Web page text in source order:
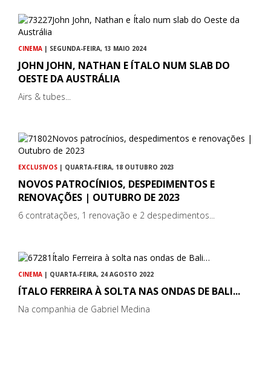
CINEMA | SEGUNDA-FEIRA, 13 MAIO 2024
JOHN JOHN, NATHAN E ÍTALO NUM SLAB DO
OESTE DA AUSTRÁLIA
Airs & tubes...
EXCLUSIVOS | QUARTA-FEIRA, 18 OUTUBRO 2023
NOVOS PATROCÍNIOS, DESPEDIMENTOS E
RENOVAÇÕES | OUTUBRO DE 2023
6 contratações, 1 renovação e 2 despedimentos...
CINEMA | QUARTA-FEIRA, 24 AGOSTO 2022
ÍTALO FERREIRA À SOLTA NAS ONDAS DE BALI...
Na companhia de Gabriel Medina